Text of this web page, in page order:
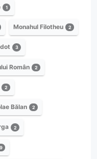
1
Monahul Filotheu 2
3
Român 2
2
Bălan 2
2
9